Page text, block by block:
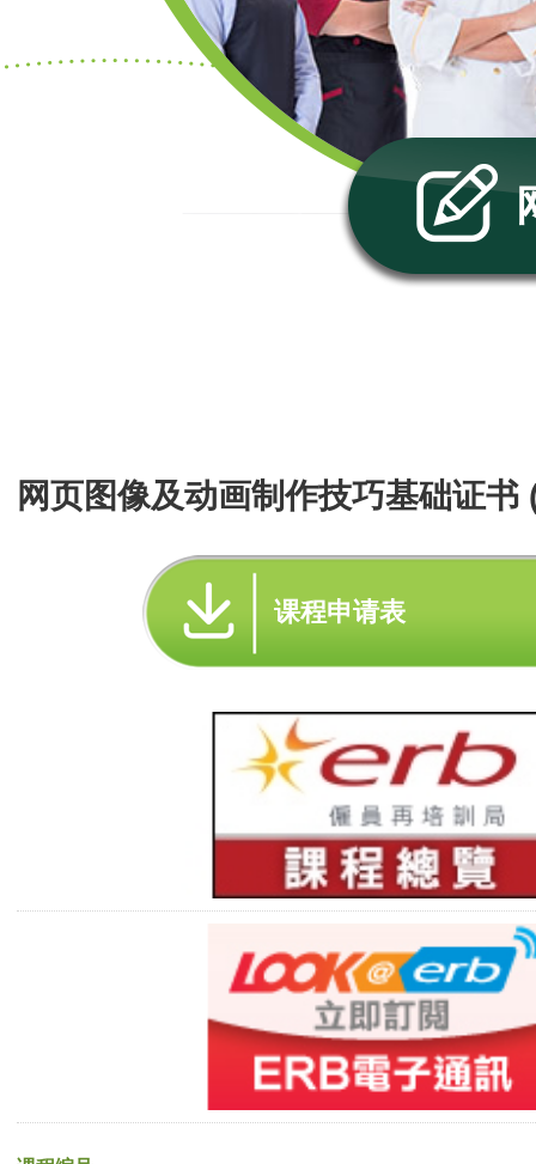
网页图像及动画制作技巧基础证书
课程申请表